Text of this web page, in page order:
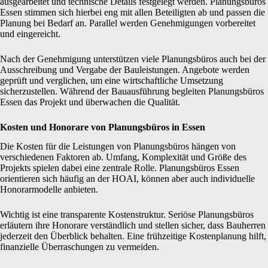
Essen stimmen sich hierbei eng mit allen Beteiligten ab und passen die
Planung bei Bedarf an. Parallel werden Genehmigungen vorbereitet
und eingereicht.
Nach der Genehmigung unterstützen viele Planungsbüros auch bei der
Ausschreibung und Vergabe der Bauleistungen. Angebote werden
geprüft und verglichen, um eine wirtschaftliche Umsetzung
sicherzustellen. Während der Bauausführung begleiten Planungsbüros
Essen das Projekt und überwachen die Qualität.
Kosten und Honorare von Planungsbüros in Essen
Die Kosten für die Leistungen von Planungsbüros hängen von
verschiedenen Faktoren ab. Umfang, Komplexität und Größe des
Projekts spielen dabei eine zentrale Rolle. Planungsbüros Essen
orientieren sich häufig an der HOAI, können aber auch individuelle
Honorarmodelle anbieten.
Wichtig ist eine transparente Kostenstruktur. Seriöse Planungsbüros
erläutern ihre Honorare verständlich und stellen sicher, dass Bauherren
jederzeit den Überblick behalten. Eine frühzeitige Kostenplanung hilft,
finanzielle Überraschungen zu vermeiden.